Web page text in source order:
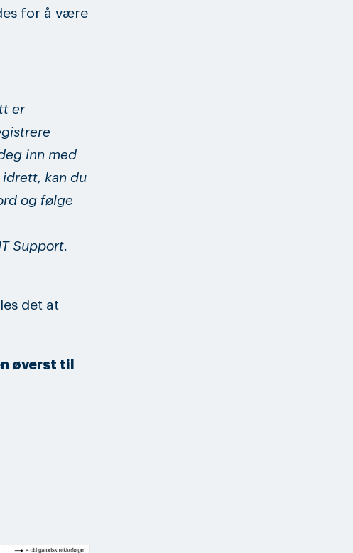
for å være
er
inn med
kan du
og følge
Support.
det at
øverst til